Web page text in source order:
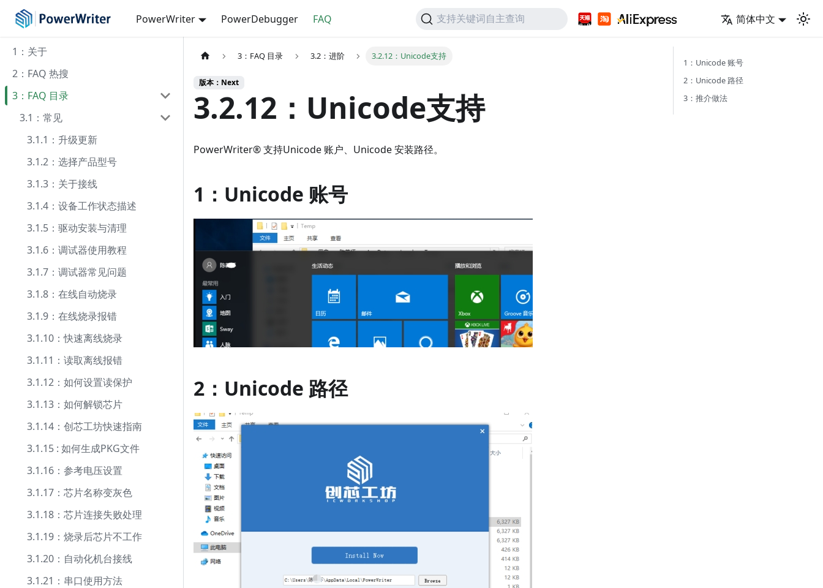
PowerWriter PowerDebugger FAQ 支持关键词自主查询 简体中文
1：关于
2：FAQ 热搜
3：FAQ 目录
3.1：常见
3.1.1：升级更新
3.1.2：选择产品型号
3.1.3：关于接线
3.1.4：设备工作状态描述
3.1.5：驱动安装与清理
3.1.6：调试器使用教程
3.1.7：调试器常见问题
3.1.8：在线自动烧录
3.1.9：在线烧录报错
3.1.10：快速离线烧录
3.1.11：读取离线报错
3.1.12：如何设置读保护
3.1.13：如何解锁芯片
3.1.14：创芯工坊快速指南
3.1.15 : 如何生成PKG文件
3.1.16：参考电压设置
3.1.17：芯片名称变灰色
3.1.18：芯片连接失败处理
3.1.19：烧录后芯片不工作
3.1.20：自动化机台接线
3.1.21：串口使用方法
3：FAQ 目录 3.2：进阶 3.2.12：Unicode支持
版本：Next
3.2.12：Unicode支持
PowerWriter® 支持Unicode 账户、Unicode 安装路径。
1：Unicode 账号
2：Unicode 路径
1：Unicode 账号
2：Unicode 路径
3：推介做法